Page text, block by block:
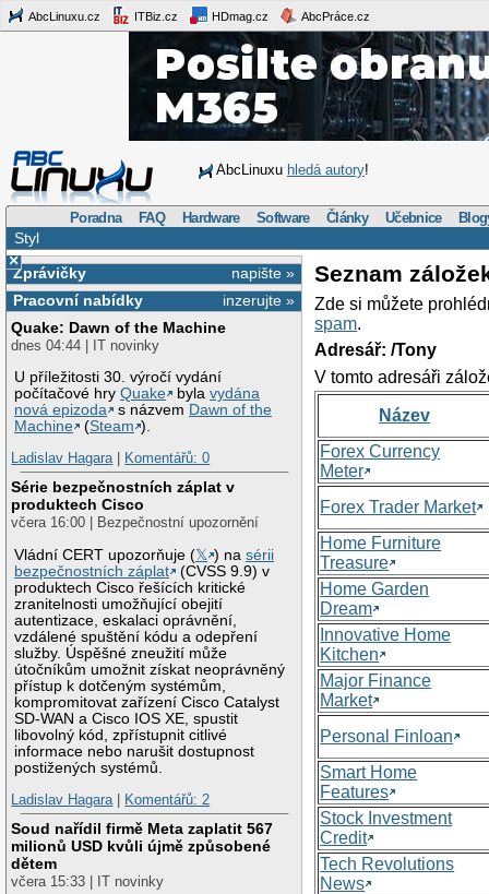
AbcLinuxu.cz ITBiz.cz HDmag.cz AbcPráce.cz
AbcLinuxu hledá autory!
Poradna FAQ Hardware Software Články Učebnice
Styl
×
napište »
Zprávičky
inzerujte »
Pracovní nabídky
Quake: Dawn of the Machine
dnes 04:44 | IT novinky
U příležitosti 30. výročí vydání
počítačové hryQuake bylavydána
nová epizoda
s názvem Dawn of the
Machine
(Steam ).
Ladislav Hagara| Komentářů: 0
Série bezpečnostních záplat v
produktech Cisco
včera 16:00 | Bezpečnostní upozornění
Vládní CERT upozorňuje (𝕏 ) nasérii
bezpečnostních záplat
(CVSS 9.9) v
produktech Cisco řešících kritické
zranitelnosti umožňující obejití
autentizace, eskalaci oprávnění,
vzdálené spuštění kódu a odepření
služby. Úspěšné zneužití může
útočníkům umožnit získat neoprávněný
přístup k dotčeným systémům,
kompromitovat zařízení Cisco Catalyst
SD-WAN a Cisco IOS XE, spustit
libovolný kód, zpřístupnit citlivé
informace nebo narušit dostupnost
postižených systémů.
Ladislav Hagara| Komentářů: 2
Soud nařídil firmě Meta zaplatit 567
milionů USD kvůli újmě způsobené
dětem
včera 15:33 | IT novinky
Seznam
Zde si můžete
spam.
Adresář: /Tony
V tomto adresáři
Název
Forex Currency
Meter
Forex Trader Market
Home Furniture
Treasure
Home Garden
Dream
Innovative Home
Kitchen
Major Finance
Market
Personal Finloan
Smart Home
Features
Stock Investment
Credit
Tech Revolutions
News